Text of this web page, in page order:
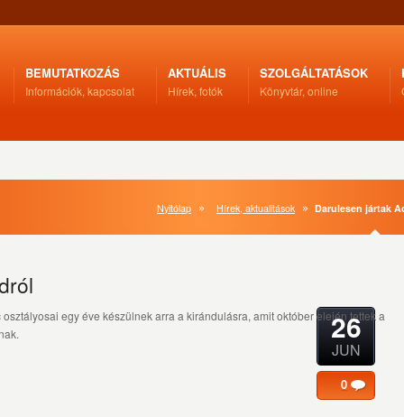
BEMUTATKOZÁS
Információk, kapcsolat
AKTUÁLIS
Hírek, fotók
SZOLGÁLTATÁSOK
Könyvtár, online
Nyitólap Hírek, aktualitások Darulesen jártak
egy éve készülnek arra a kirándulásra, amit október elején tettek a
26
JUN
0